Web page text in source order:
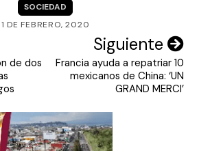
SOCIEDAD
1 DE FEBRERO, 2020
de dos
Siguiente
Francia ayuda a repatriar 10
mexicanos de China: ‘UN
GRAND MERCI’